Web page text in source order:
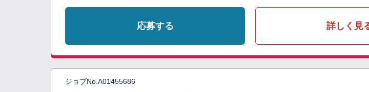
応募する 詳しく見
ジョブNo. A01455686